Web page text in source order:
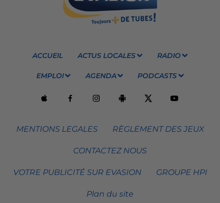
ACCUEIL ACTUS LOCALES RADIO
EMPLOI AGENDA PODCASTS
MENTIONS LEGALES RÈGLEMENT DES JEUX
CONTACTEZ NOUS
VOTRE PUBLICITÉ SUR EVASION GROUPE HPI
Plan du site